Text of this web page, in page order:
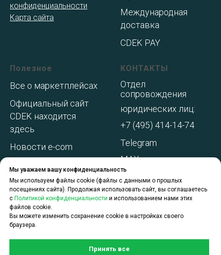
Мы уважаем вашу конфиденциальность
Мы используем файлы cookie (файлы с данными о прошлых
посещениях сайта). Продолжая использовать сайт, вы соглашаетесь
с Политикой конфиденциальности и использованием нами этих
файлов cookie.
Вы можете изменить сохранение cookie в настройках своего
браузера.
Принять все
конфиденциальности
Карта сайта
Международная
доставка
CDEK PAY
Полезное
Все о маркетплейсах
Официальный сайт
CDEK находится
здесь
Новости e-com
Акции и
спецпредложения
О компании
КОНТАКТЫ
Отдел
сопровождения
юридических лиц:
+7 (495) 414-14-74
Telegram
MAX